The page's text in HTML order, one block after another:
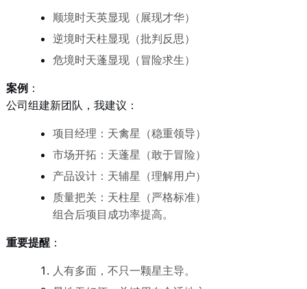
顺境时天英显现（展现才华）
逆境时天柱显现（批判反思）
危境时天蓬显现（冒险求生）
案例 ：
公司组建新团队，我建议：
项目经理：天禽星（稳重领导）
市场开拓：天蓬星（敢于冒险）
产品设计：天辅星（理解用户）
质量把关：天柱星（严格标准）
组合后项目成功率提高。
重要提醒：
人有多面，不只一颗星主导。